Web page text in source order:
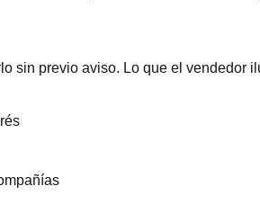
sin previo aviso. Lo que el vendedor